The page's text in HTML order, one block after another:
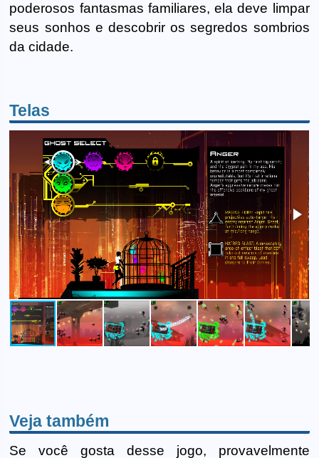
poderosos fantasmas familiares, ela deve limpar
seus sonhos e descobrir os segredos sombrios
da cidade.
Telas
Veja também
Se você gosta desse jogo, provavelmente